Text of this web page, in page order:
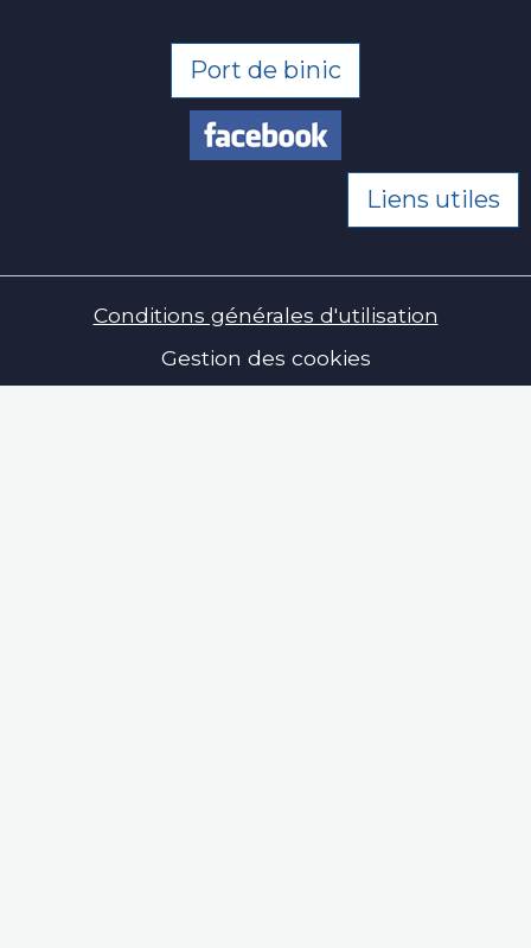
Port de binic
Liens utiles
Conditions générales d'utilisation
Gestion des cookies